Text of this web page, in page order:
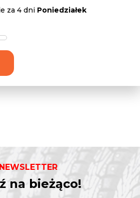
za 4 dni Poniedziałek
NEWSLETTER
na bieżąco!